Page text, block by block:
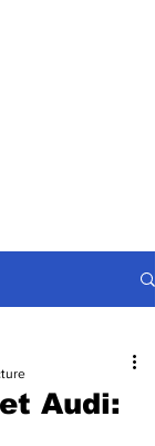
Audi: